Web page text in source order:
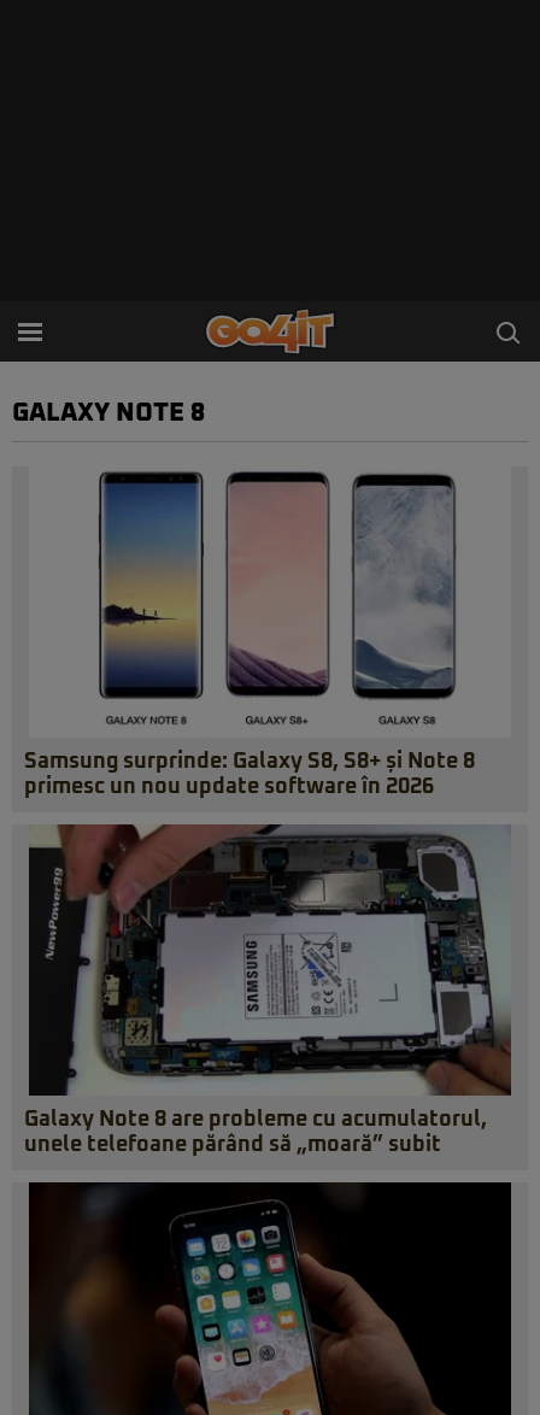
GALAXY NOTE 8
Samsung surprinde: Galaxy S8, S8+ și Note 8
primesc un nou update software în 2026
Galaxy Note 8 are probleme cu acumulatorul,
unele telefoane părând să „moară” subit